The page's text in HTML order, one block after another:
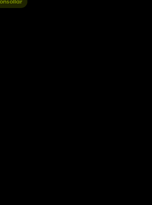
her biri orada benzersiz bir meydan